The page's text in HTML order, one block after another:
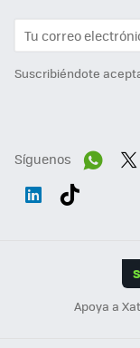
Suscribiéndote
Síguenos
Apoya a